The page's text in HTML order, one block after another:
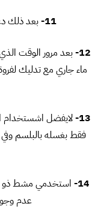
11- بعد ذلك دعي
12- بعد مرور الوقت
ماء جاري مع تدليك
13- لايفضل اشستخدام
فقط بغسله بالبلسم
14- استخدمي مشط ذو
عدم